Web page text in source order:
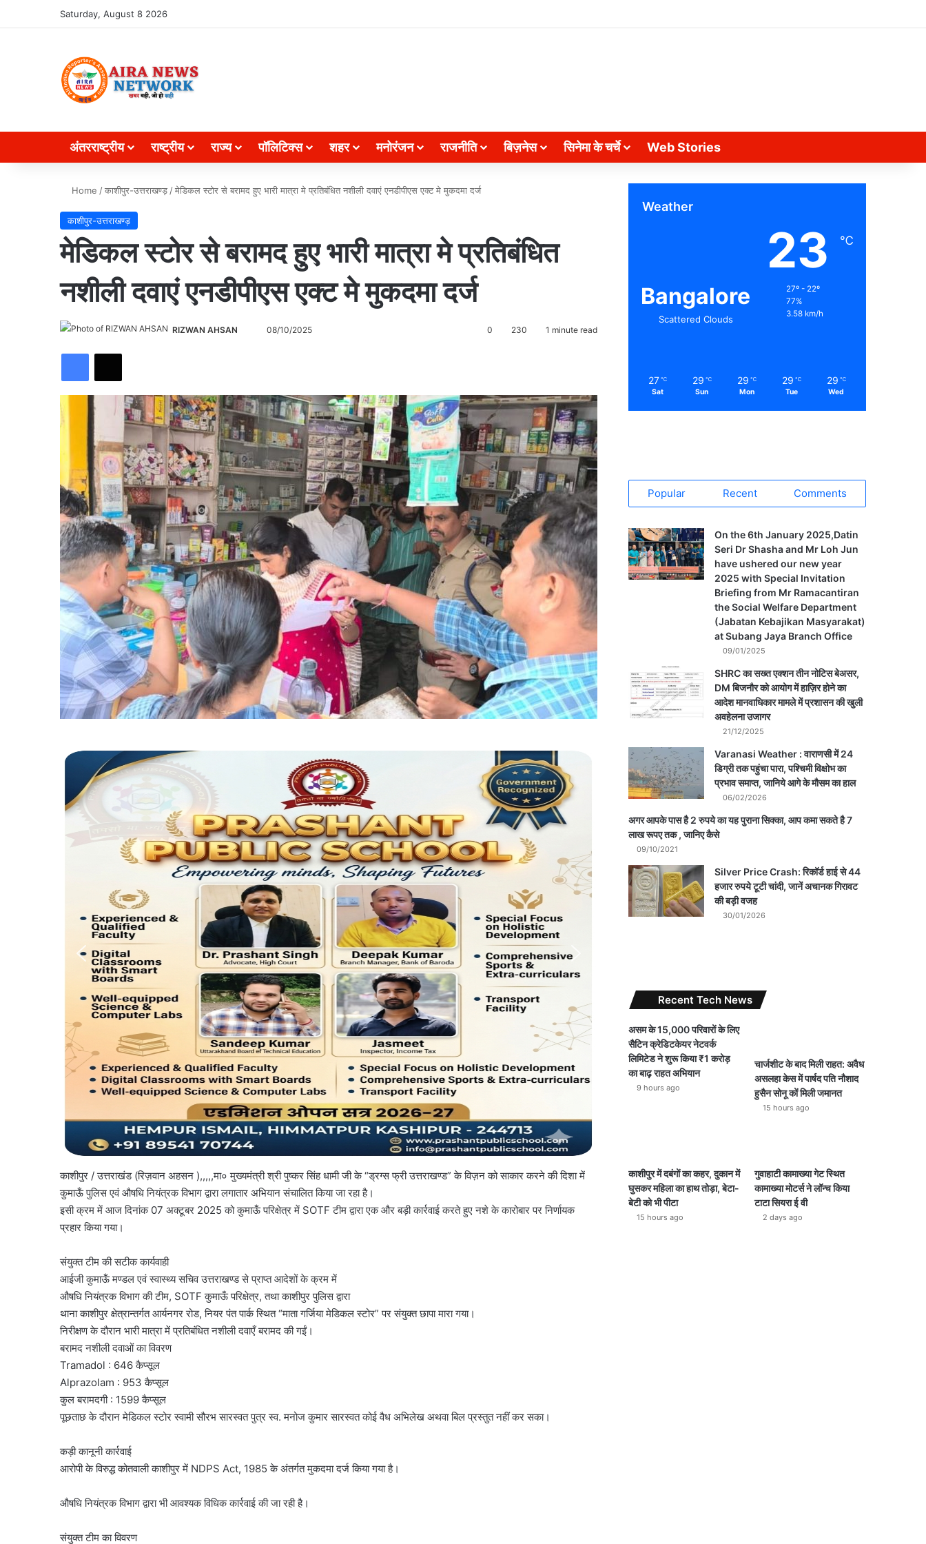
Saturday, August 8 2026
अंतरराष्ट्रीय राष्ट्रीय राज्य पॉलिटिक्स शहर मनोरंजन राजनीति बिज़नेस सिनेमा के चर्चे Web Stories
Home /काशीपुर-उत्तराखण्ड़ /मेडिकल स्टोर से बरामद हुए भारी मात्रा मे प्रतिबंधित नशीली दवाएं एनडीपीएस एक्ट मे मुकदमा दर्ज
काशीपुर-उत्तराखण्ड़
मेडिकल स्टोर से बरामद हुए भारी मात्रा मे प्रतिबंधित
नशीली दवाएं एनडीपीएस एक्ट मे मुकदमा दर्ज
RIZWAN AHSAN
Send08/10/2025 0 230 1 minute read
Facebook
X
काशीपुर / उत्तराखंड (रिज़वान अहसन ),,,,,मा० मुख्यमंत्री श्री पुष्कर सिंह धामी जी के “ड्रग्स फ्री उत्तराखण्ड” के विज़न को साकार करने की दिशा में
कुमाऊँ पुलिस एवं औषधि नियंत्रक विभाग द्वारा लगातार अभियान संचालित किया जा रहा है।
इसी क्रम में आज दिनांक 07 अक्टूबर 2025 को कुमाऊँ परिक्षेत्र में SOTF टीम द्वारा एक और बड़ी कार्रवाई करते हुए नशे के कारोबार पर निर्णायक
प्रहार किया गया।
संयुक्त टीम की सटीक कार्यवाही
आईजी कुमाऊँ मण्डल एवं स्वास्थ्य सचिव उत्तराखण्ड से प्राप्त आदेशों के क्रम में
औषधि नियंत्रक विभाग की टीम, SOTF कुमाऊँ परिक्षेत्र, तथा काशीपुर पुलिस द्वारा
थाना काशीपुर क्षेत्रान्तर्गत आर्यनगर रोड, नियर पंत पार्क स्थित “माता गर्जिया मेडिकल स्टोर” पर संयुक्त छापा मारा गया।
निरीक्षण के दौरान भारी मात्रा में प्रतिबंधित नशीली दवाएँ बरामद की गईं।
बरामद नशीली दवाओं का विवरण
Tramadol : 646 कैप्सूल
Alprazolam : 953 कैप्सूल
कुल बरामदगी : 1599 कैप्सूल
पूछताछ के दौरान मेडिकल स्टोर स्वामी सौरभ सारस्वत पुत्र स्व. मनोज कुमार सारस्वत कोई वैध अभिलेख अथवा बिल प्रस्तुत नहीं कर सका।
कड़ी कानूनी कार्रवाई
आरोपी के विरुद्ध कोतवाली काशीपुर में NDPS Act, 1985 के अंतर्गत मुकदमा दर्ज किया गया है।
औषधि नियंत्रक विभाग द्वारा भी आवश्यक विधिक कार्रवाई की जा रही है।
संयुक्त टीम का विवरण
Weather
Bangalore
Scattered Clouds
23 ℃
27º - 22º
77%
3.58 km/h
27 ℃
Sat
29 ℃
Sun
29 ℃
Mon
29 ℃
Tue
29 ℃
Wed
Popular Recent Comments
On the 6th January 2025,Datin
Seri Dr Shasha and Mr Loh Jun
have ushered our new year
2025 with Special Invitation
Briefing from Mr Ramacantiran
the Social Welfare Department
(Jabatan Kebajikan Masyarakat)
at Subang Jaya Branch Office
09/01/2025
SHRC का सख्त एक्शन तीन नोटिस बेअसर,
DM बिजनौर को आयोग में हाज़िर होने का
आदेश मानवाधिकार मामले में प्रशासन की खुली
अवहेलना उजागर
21/12/2025
Varanasi Weather : वाराणसी में 24
डिग्री तक पहुंचा पारा, पश्चिमी विक्षोभ का
प्रभाव समाप्त, जानिये आगे के मौसम का हाल
06/02/2026
अगर आपके पास है 2 रुपये का यह पुराना सिक्का, आप कमा सकते है 7
लाख रूपए तक , जानिए कैसे
09/10/2021
Silver Price Crash: रिकॉर्ड हाई से 44
हजार रुपये टूटी चांदी, जानें अचानक गिरावट
की बड़ी वजह
30/01/2026
Recent Tech News
असम के 15,000 परिवारों के लिए
सैटिन क्रेडिटकेयर नेटवर्क
लिमिटेड ने शुरू किया ₹1 करोड़
का बाढ़ राहत अभियान
9 hours ago
चार्जशीट के बाद मिली राहत: अवैध
असलहा केस में पार्षद पति नौशाद
हुसैन सोनू कों मिली जमानत
15 hours ago
काशीपुर में दबंगों का कहर, दुकान में
घुसकर महिला का हाथ तोड़ा, बेटा-
बेटी को भी पीटा
15 hours ago
गुवाहाटी कामाख्या गेट स्थित
कामाख्या मोटर्स ने लॉन्च किया
टाटा सियरा ई वी
2 days ago